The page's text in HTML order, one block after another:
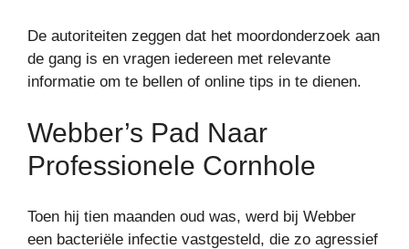
De autoriteiten zeggen dat het moordonderzoek aan
de gang is en vragen iedereen met relevante
informatie om te bellen of online tips in te dienen.
Webber’s Pad Naar
Professionele Cornhole
Toen hij tien maanden oud was, werd bij Webber
een bacteriële infectie vastgesteld, die zo agressief